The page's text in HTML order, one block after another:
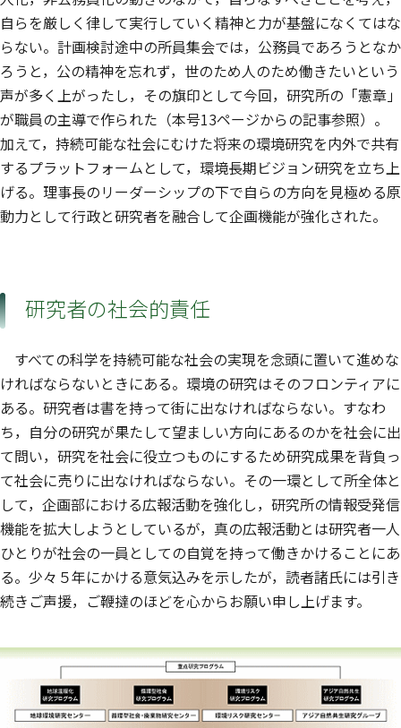
自らを厳しく律して実行していく精神と力が基盤になくてはな
らない。計画検討途中の所員集会では，公務員であろうとなか
ろうと，公の精神を忘れず，世のため人のため働きたいという
声が多く上がったし，その旗印として今回，研究所の「憲章」
が職員の主導で作られた（本号13ページからの記事参照）。
加えて，持続可能な社会にむけた将来の環境研究を内外で共有
するプラットフォームとして，環境長期ビジョン研究を立ち上
げる。理事長のリーダーシップの下で自らの方向を見極める原
動力として行政と研究者を融合して企画機能が強化された。
研究者の社会的責任
すべての科学を持続可能な社会の実現を念頭に置いて進めな
ければならないときにある。環境の研究はそのフロンティアに
ある。研究者は書を持って街に出なければならない。すなわ
ち，自分の研究が果たして望ましい方向にあるのかを社会に出
て問い，研究を社会に役立つものにするため研究成果を背負っ
て社会に売りに出なければならない。その一環として所全体と
して，企画部における広報活動を強化し，研究所の情報受発信
機能を拡大しようとしているが，真の広報活動とは研究者一人
ひとりが社会の一員としての自覚を持って働きかけることにあ
る。少々５年にかける意気込みを示したが，読者諸氏には引き
続きご声援，ご鞭撻のほどを心からお願い申し上げます。